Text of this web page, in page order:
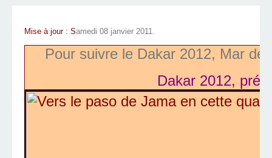
Mise à jour : Samedi 08 janvier 2011.
Pour suivre le Dakar 2012, Mar
Dakar 2012,